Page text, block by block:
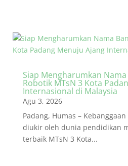
Siap Mengharumkan Nama
Robotik MTsN 3 Kota
Internasional di Malaysia
Agu 3, 2026
Padang, Humas –
diukir oleh dunia pendidikan
terbaik MTsN 3 Kota...